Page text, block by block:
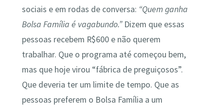
sociais e em rodas de conversa: “Quem ganha
Bolsa Família é vagabundo.”Dizem que essas
pessoas recebem R$600 e não querem
trabalhar. Que o programa até começou bem,
mas que hoje virou “fábrica de preguiçosos”.
Que deveria ter um limite de tempo. Que as
pessoas preferem o Bolsa Família a um